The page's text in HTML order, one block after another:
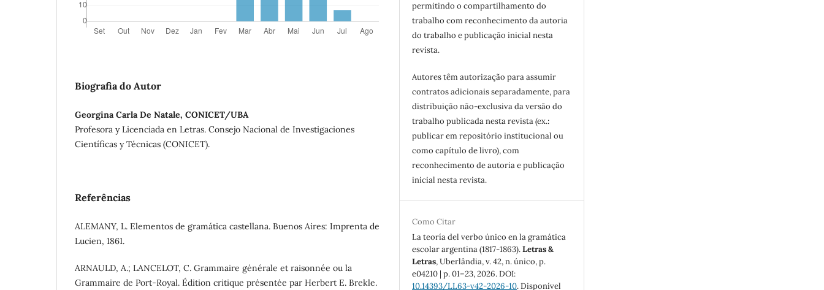
Biografia do Autor
Georgina Carla De Natale, CONICET/UBA
Profesora y Licenciada en Letras. Consejo Nacional de Investigaciones
Científicas y Técnicas (CONICET).
Referências
ALEMANY, L. Elementos de gramática castellana. Buenos Aires: Imprenta de
Lucien, 1861.
ARNAULD, A.; LANCELOT, C. Grammaire générale et raisonnée ou la
Grammaire de Port-Royal. Édition critique présentée par Herbert E. Brekle.
permitindo o compartilhamento do
trabalho com reconhecimento da autoria
do trabalho e publicação inicial nesta
revista.
Autores têm autorização para assumir
contratos adicionais separadamente, para
distribuição não-exclusiva da versão do
trabalho publicada nesta revista (ex.:
publicar em repositório institucional ou
como capítulo de livro), com
reconhecimento de autoria e publicação
inicial nesta revista.
Como Citar
La teoría del verbo único en la gramática
escolar argentina (1817-1863).Letras &
Letras, Uberlândia, v. 42, n. único, p.
e04210 | p. 01–23, 2026. DOI:
10.14393/LL63-v42-2026-10. Disponível